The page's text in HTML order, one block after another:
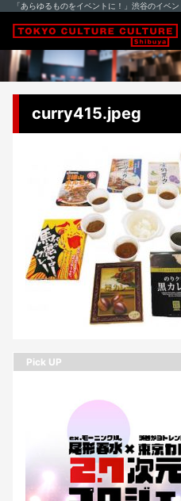
「あらゆるものをイベントに！」渋谷のイベ
curry415.jpeg
Pick UP